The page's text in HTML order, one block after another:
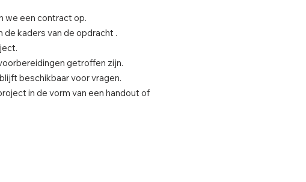
we een contract op.
kaders van de opdracht .
getroffen zijn.
beschikbaar voor vragen.
in de vorm van een handout of